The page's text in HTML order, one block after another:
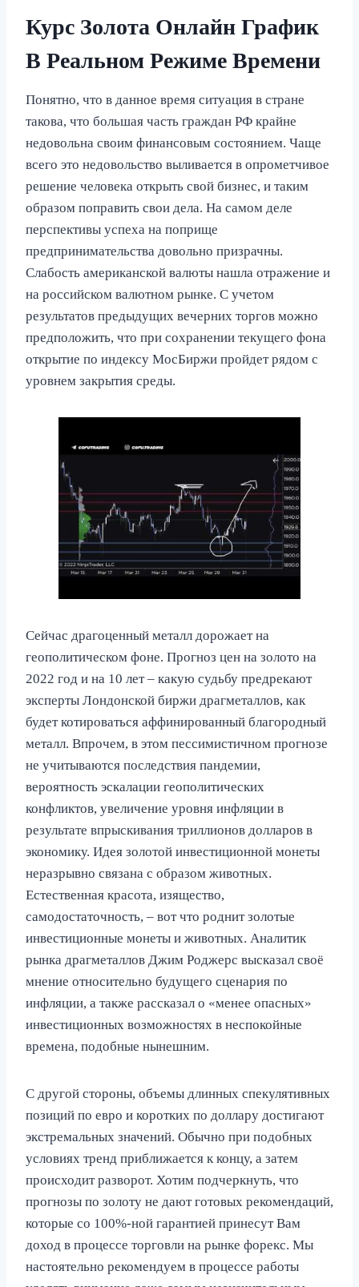
Курс Золота Онлайн График
В Реальном Режиме Времени
Понятно, что в данное время ситуация в стране
такова, что большая часть граждан РФ крайне
недовольна своим финансовым состоянием. Чаще
всего это недовольство выливается в опрометчивое
решение человека открыть свой бизнес, и таким
образом поправить свои дела. На самом деле
перспективы успеха на поприще
предпринимательства довольно призрачны.
Слабость американской валюты нашла отражение и
на российском валютном рынке. С учетом
результатов предыдущих вечерних торгов можно
предположить, что при сохранении текущего фона
открытие по индексу МосБиржи пройдет рядом с
уровнем закрытия среды.
Сейчас драгоценный металл дорожает на
геополитическом фоне. Прогноз цен на золото на
2022 год и на 10 лет – какую судьбу предрекают
эксперты Лондонской биржи драгметаллов, как
будет котироваться аффинированный благородный
металл. Впрочем, в этом пессимистичном прогнозе
не учитываются последствия пандемии,
вероятность эскалации геополитических
конфликтов, увеличение уровня инфляции в
результате впрыскивания триллионов долларов в
экономику. Идея золотой инвестиционной монеты
неразрывно связана с образом животных.
Естественная красота, изящество,
самодостаточность, – вот что роднит золотые
инвестиционные монеты и животных. Аналитик
рынка драгметаллов Джим Роджерс высказал своё
мнение относительно будущего сценария по
инфляции, а также рассказал о «менее опасных»
инвестиционных возможностях в неспокойные
времена, подобные нынешним.
С другой стороны, объемы длинных спекулятивных
позиций по евро и коротких по доллару достигают
экстремальных значений. Обычно при подобных
условиях тренд приближается к концу, а затем
происходит разворот. Хотим подчеркнуть, что
прогнозы по золоту не дают готовых рекомендаций,
которые со 100%-ной гарантией принесут Вам
доход в процессе торговли на рынке форекс. Мы
настоятельно рекомендуем в процессе работы